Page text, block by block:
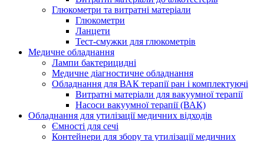
Глюкометри та витратні матеріали
Глюкометри
Ланцети
Тест-смужки для глюкометрів
Медичне обладнання
Лампи бактерицидні
Медичне діагностичне обладнання
Обладнання для ВАК терапії ран і комплектуючі
Витратні матеріали для вакуумної терапії
Насоси вакуумної терапії (ВАК)
Обладнання для утилізації медичних відходів
Ємності для сечі
Контейнери для збору та утилізації медичних